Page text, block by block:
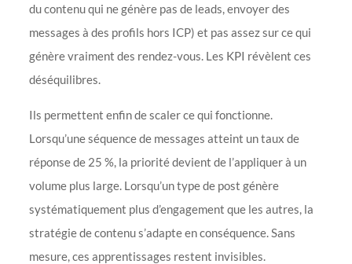
du contenu qui ne génère pas de leads, envoyer des
messages à des profils hors ICP) et pas assez sur ce qui
génère vraiment des rendez-vous. Les KPI révèlent ces
déséquilibres.
Ils permettent enfin de scaler ce qui fonctionne.
Lorsqu’une séquence de messages atteint un taux de
réponse de 25 %, la priorité devient de l’appliquer à un
volume plus large. Lorsqu’un type de post génère
systématiquement plus d’engagement que les autres, la
stratégie de contenu s’adapte en conséquence. Sans
mesure, ces apprentissages restent invisibles.